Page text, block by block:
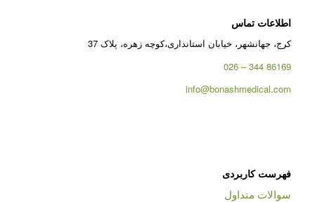
اطلاعات تماس
کرج، جهانشهر، خیابان استانداری،کوچه زهره، پلاک 37
86169 344 – 026
info@bonashmedical.com
فهرست کاربردی
سوالات متداول